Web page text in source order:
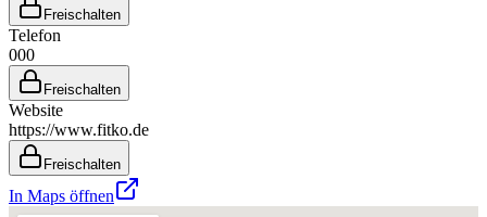
Freischalten
Telefon
000
Freischalten
Website
https://www.fitko.de
Freischalten
In Maps öffnen